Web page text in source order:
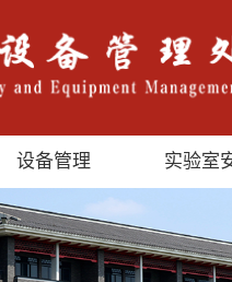
设备管理 实验室